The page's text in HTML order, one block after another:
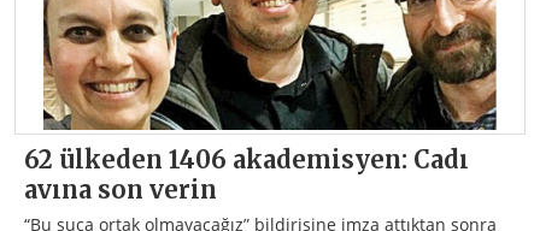
62 ülkeden 1406 akademisyen: Cadı
avına son verin
“Bu suça ortak olmayacağız” bildirisine imza attıktan sonra